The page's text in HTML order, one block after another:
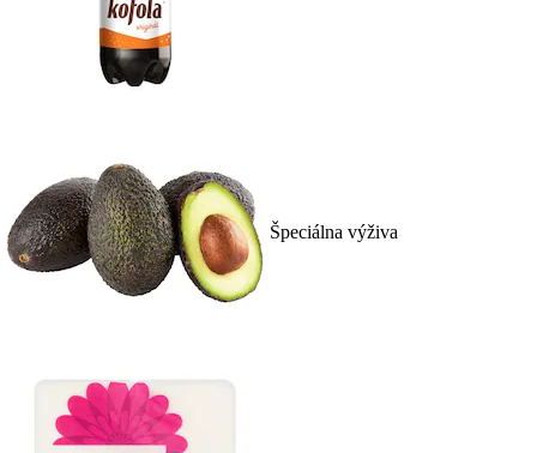
Špeciálna výživa